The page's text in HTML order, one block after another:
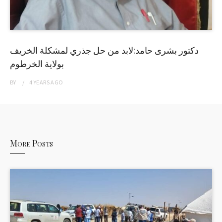
دكتور بشرى حامد:لابد من حل جذري لمشكلة الخريف
بولاية الخرطوم
BY 4 YEARSAGO
More Posts